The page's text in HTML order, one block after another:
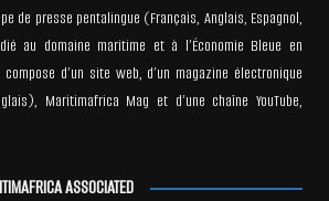
de presse pentalingue (Français, Anglais, Espagnol,
au domaine maritime et à l’Économie Bleue en
d’un site web, d’un magazine électronique
Maritimafrica Mag et d’une chaîne YouTube,
ASSOCIATED